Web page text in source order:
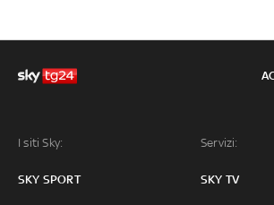
I siti Sky:
SKY SPORT
Servizi:
SKY TV